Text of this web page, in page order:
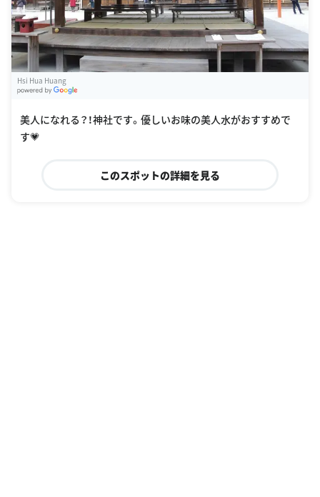
Hsi Hua Huang
美人になれる？！神社です。優しいお味の美人水がおすすめで
す💗
このスポットの詳細を見る